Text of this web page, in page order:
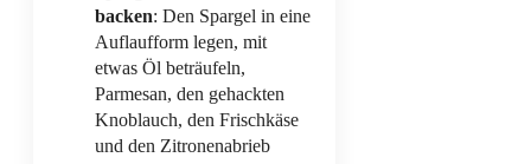
backen: Den Spargel in eine
Auflaufform legen, mit
etwas Öl beträufeln,
Parmesan, den gehackten
Knoblauch, den Frischkäse
und den Zitronenabrieb